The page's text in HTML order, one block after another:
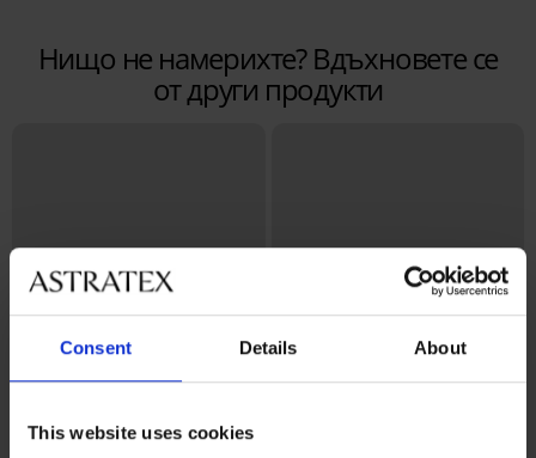
Consent Details About
This website uses cookies
Нищо не намерихте? Вдъхновете се
от други продукти